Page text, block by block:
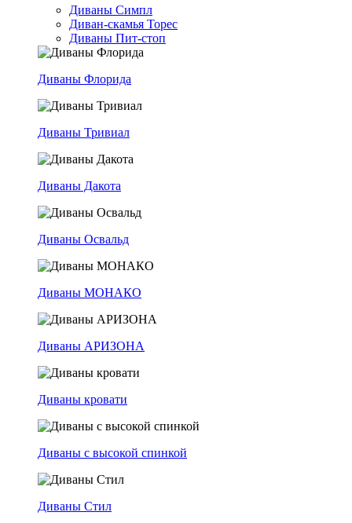
Диваны Симпл
Диван-скамья Торес
Диваны Пит-стоп
Диваны Флорида
Диваны Тривиал
Диваны Дакота
Диваны Освальд
Диваны МОНАКО
Диваны АРИЗОНА
Диваны кровати
Диваны с высокой спинкой
Диваны Стил